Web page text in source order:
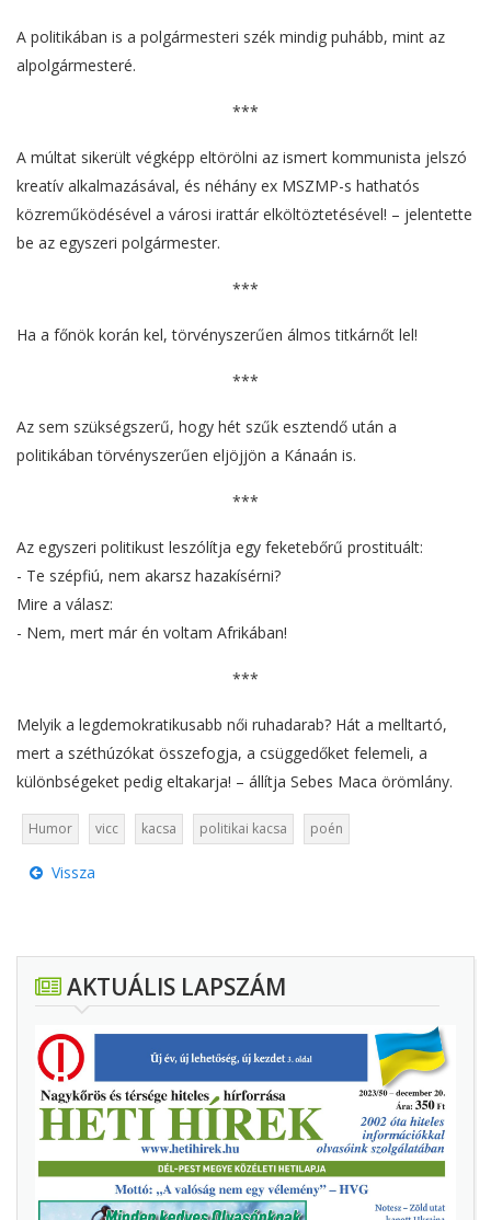
A politikában is a polgármesteri szék mindig puhább, mint az
alpolgármesteré.
***
A múltat sikerült végképp eltörölni az ismert kommunista jelszó
kreatív alkalmazásával, és néhány ex MSZMP-s hathatós
közreműködésével a városi irattár elköltöztetésével! – jelentette
be az egyszeri polgármester.
***
Ha a főnök korán kel, törvényszerűen álmos titkárnőt lel!
***
Az sem szükségszerű, hogy hét szűk esztendő után a
politikában törvényszerűen eljöjjön a Kánaán is.
***
Az egyszeri politikust leszólítja egy feketebőrű prostituált:
- Te szépfiú, nem akarsz hazakísérni?
Mire a válasz:
- Nem, mert már én voltam Afrikában!
***
Melyik a legdemokratikusabb női ruhadarab? Hát a melltartó,
mert a széthúzókat összefogja, a csüggedőket felemeli, a
különbségeket pedig eltakarja! – állítja Sebes Maca örömlány.
Humor vicc kacsa politikai kacsa poén
Vissza
AKTUÁLIS LAPSZÁM